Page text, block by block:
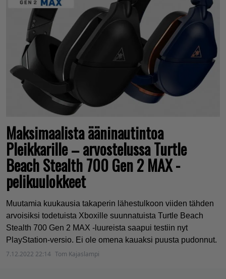
Maksimaalista ääninautintoa
Pleikkarille – arvostelussa Turtle
Beach Stealth 700 Gen 2 MAX -
pelikuulokkeet
Muutamia kuukausia takaperin lähestulkoon viiden tähden
arvoisiksi todetuista Xboxille suunnatuista Turtle Beach
Stealth 700 Gen 2 MAX -luureista saapui testiin nyt
PlayStation-versio. Ei ole omena kauaksi puusta pudonnut.
7.12.2022 22:14 Tom Kajaslampi